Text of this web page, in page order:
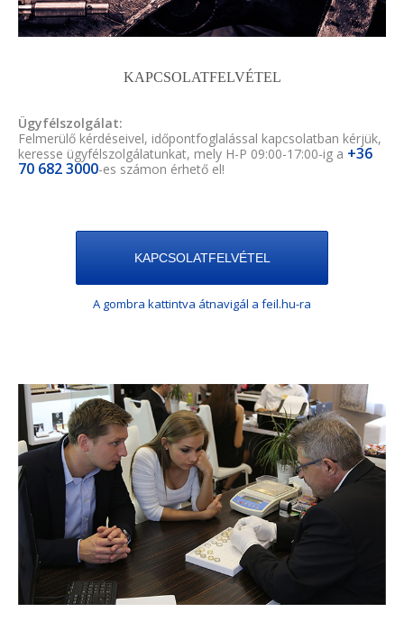
KAPCSOLATFELVÉTEL
Ügyfélszolgálat:
Felmerülő kérdéseivel, időpontfoglalással kapcsolatban kérjük,
keresse ügyfélszolgálatunkat, mely H-P 09:00-17:00-ig a +36
70 682 3000-es számon érhető el!
KAPCSOLATFELVÉTEL
A gombra kattintva átnavigál a feil.hu-ra